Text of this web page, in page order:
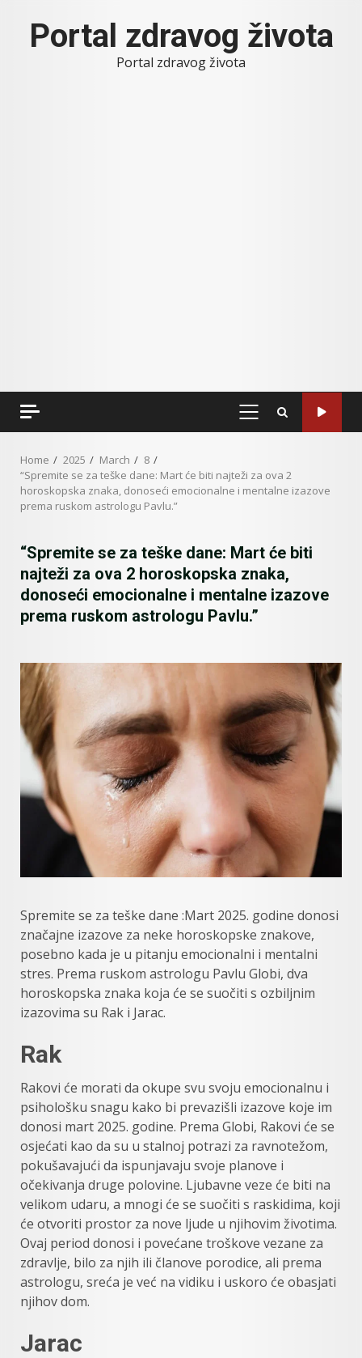
contentPortal zdravog života
Portal zdravog života
PRIMARY
Home 2025 March
8
“Spremite se za teške dane: Mart će biti najteži za ova 2
horoskopska znaka, donoseći emocionalne i mentalne izazove
prema ruskom astrologu Pavlu.”
“Spremite se za teške dane: Mart će biti
najteži za ova 2 horoskopska znaka,
donoseći emocionalne i mentalne izazove
prema ruskom astrologu Pavlu.”
Spremite se za teške dane :Mart 2025. godine donosi
značajne izazove za neke horoskopske znakove,
posebno kada je u pitanju emocionalni i mentalni
stres. Prema ruskom astrologu Pavlu Globi, dva
horoskopska znaka koja će se suočiti s ozbiljnim
izazovima su Rak i Jarac.
Rak
Rakovi će morati da okupe svu svoju emocionalnu i
psihološku snagu kako bi prevazišli izazove koje im
donosi mart 2025. godine. Prema Globi, Rakovi će se
osjećati kao da su u stalnoj potrazi za ravnotežom,
pokušavajući da ispunjavaju svoje planove i
očekivanja druge polovine. Ljubavne veze će biti na
velikom udaru, a mnogi će se suočiti s raskidima, koji
će otvoriti prostor za nove ljude u njihovim životima.
Ovaj period donosi i povećane troškove vezane za
zdravlje, bilo za njih ili članove porodice, ali prema
astrologu, sreća je već na vidiku i uskoro će obasjati
njihov dom.
Jarac